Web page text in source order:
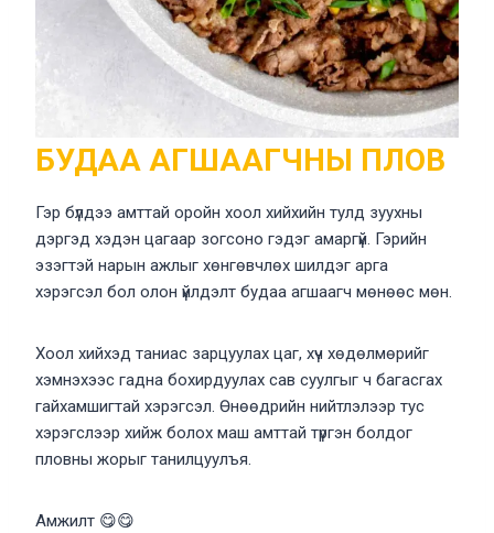
БУДАА АГШААГЧНЫ ПЛОВ
Гэр бүлдээ амттай оройн хоол хийхийн тулд зуухны
дэргэд хэдэн цагаар зогсоно гэдэг амаргүй. Гэрийн
эзэгтэй нарын ажлыг хөнгөвчлөх шилдэг арга
хэрэгсэл бол олон үйлдэлт будаа агшаагч мөнөөс мөн.
Хоол хийхэд таниас зарцуулах цаг, хүч хөдөлмөрийг
хэмнэхээс гадна бохирдуулах сав суулгыг ч багасгах
гайхамшигтай хэрэгсэл. Өнөөдрийн нийтлэлээр тус
хэрэгслээр хийж болох маш амттай түргэн болдог
пловны жорыг танилцуулъя.
Амжилт 😋😋